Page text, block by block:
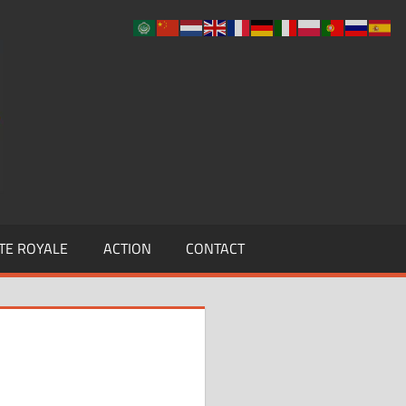
ROYALE ACTION CONTACT